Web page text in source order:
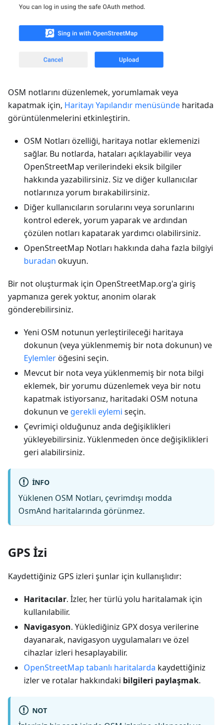
OSM notlarını düzenlemek, yorumlamak veya
kapatmak için, Haritayı Yapılandır menüsünde haritada
görüntülenmelerini etkinleştirin.
OSM Notları özelliği, haritaya notlar eklemenizi
sağlar. Bu notlarda, hataları açıklayabilir veya
OpenStreetMap verilerindeki eksik bilgiler
hakkında yazabilirsiniz. Siz ve diğer kullanıcılar
notlarınıza yorum bırakabilirsiniz.
Diğer kullanıcıların sorularını veya sorunlarını
kontrol ederek, yorum yaparak ve ardından
çözülen notları kapatarak yardımcı olabilirsiniz.
OpenStreetMap Notları hakkında daha fazla bilgiyi
buradan okuyun.
Bir not oluşturmak için OpenStreetMap.org'a giriş
yapmanıza gerek yoktur, anonim olarak
gönderebilirsiniz.
Yeni OSM notunun yerleştirileceği haritaya
dokunun (veya yüklenmemiş bir nota dokunun) ve
Eylemleröğesini seçin.
Mevcut bir nota veya yüklenmemiş bir nota bilgi
eklemek, bir yorumu düzenlemek veya bir notu
kapatmak istiyorsanız, haritadaki OSM notuna
dokunun ve gerekli eylemi seçin.
Çevrimiçi olduğunuz anda değişiklikleri
yükleyebilirsiniz. Yüklenmeden önce değişiklikleri
geri alabilirsiniz.
INFO
Yüklenen OSM Notları, çevrimdışı modda
OsmAnd haritalarında görünmez.
GPS İzi
Kaydettiğiniz GPS izleri şunlar için kullanışlıdır:
Haritacılar. İzler, her türlü yolu haritalamak için
kullanılabilir.
Navigasyon. Yüklediğiniz GPX dosya verilerine
dayanarak, navigasyon uygulamaları ve özel
cihazlar izleri hesaplayabilir.
OpenStreetMap tabanlı haritalarda kaydettiğiniz
izler ve rotalar hakkındaki bilgileri paylaşmak.
NOT